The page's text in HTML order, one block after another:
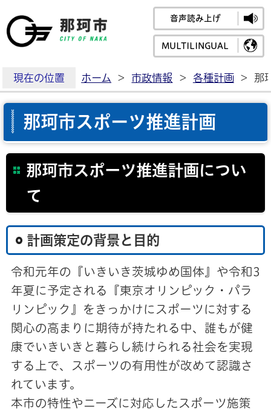
那珂市公式ホームペ
音声読み上げ
MULTILINGUAL
現在の位置 ホーム > 市政情報 > 各種計画 > 那
那珂市スポーツ推進計画
那珂市スポーツ推進計画につい
て
計画策定の背景と目的
令和元年の『いきいき茨城ゆめ国体』や令和3
年夏に予定される『東京オリンピック・パラ
リンピック』をきっかけにスポーツに対する
関心の高まりに期待が持たれる中、誰もが健
康でいきいきと暮らし続けられる社会を実現
する上で、スポーツの有用性が改めて認識さ
れています。
本市の特性やニーズに対応したスポーツ施策